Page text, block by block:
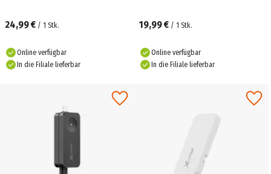
24,99 € / 1 Stk.
Online verfügbar
In die Filiale lieferbar
19,99 € / 1 Stk.
Online verfügbar
In die Filiale lieferbar